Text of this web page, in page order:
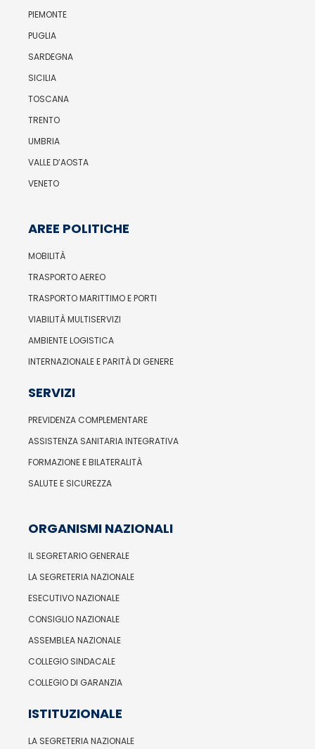
PIEMONTE
PUGLIA
SARDEGNA
SICILIA
TOSCANA
TRENTO
UMBRIA
VALLE D’AOSTA
VENETO
AREE POLITICHE
MOBILITÀ
TRASPORTO AEREO
TRASPORTO MARITTIMO E PORTI
VIABILITÀ MULTISERVIZI
AMBIENTE LOGISTICA
INTERNAZIONALE E PARITÀ DI GENERE
SERVIZI
PREVIDENZA COMPLEMENTARE
ASSISTENZA SANITARIA INTEGRATIVA
FORMAZIONE E BILATERALITÀ
SALUTE E SICUREZZA
ORGANISMI NAZIONALI
IL SEGRETARIO GENERALE
LA SEGRETERIA NAZIONALE
ESECUTIVO NAZIONALE
CONSIGLIO NAZIONALE
ASSEMBLEA NAZIONALE
COLLEGIO SINDACALE
COLLEGIO DI GARANZIA
ISTITUZIONALE
LA SEGRETERIA NAZIONALE